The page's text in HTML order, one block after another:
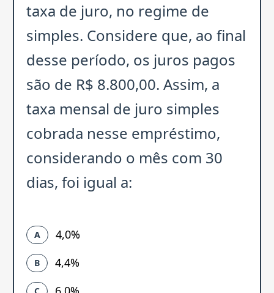
taxa de juro, no regime de
simples. Considere que, ao final
desse período, os juros pagos
são de R$ 8.800,00. Assim, a
taxa mensal de juro simples
cobrada nesse empréstimo,
considerando o mês com 30
dias, foi igual a:
A 4,0%
B 4,4%